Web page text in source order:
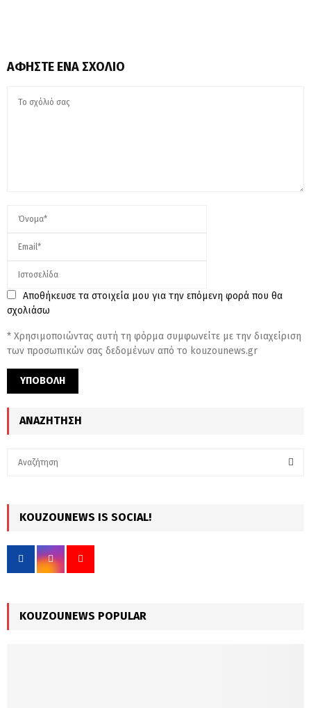
ΑΦΉΣΤΕ ΈΝΑ ΣΧΌΛΙΟ
Αποθήκευσε τα στοιχεία μου για την επόμενη φορά που θα
σχολιάσω
* Χρησιμοποιώντας αυτή τη φόρμα συμφωνείτε με την διαχείριση
των προσωπικών σας δεδομένων από το kouzounews.gr
ΑΝΑΖΉΤΗΣΗ
h
f
r
KOUZOUNEWS IS SOCIAL!
KOUZOUNEWS POPULAR